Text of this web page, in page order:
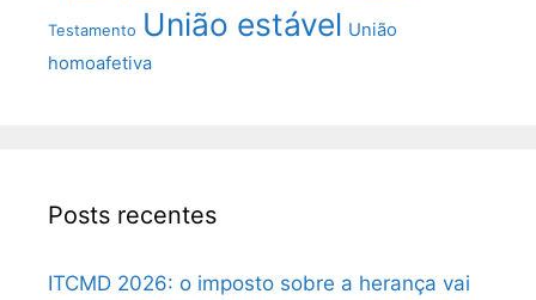
Testamento União estável União
homoafetiva
Posts recentes
ITCMD 2026: o imposto sobre a herança vai